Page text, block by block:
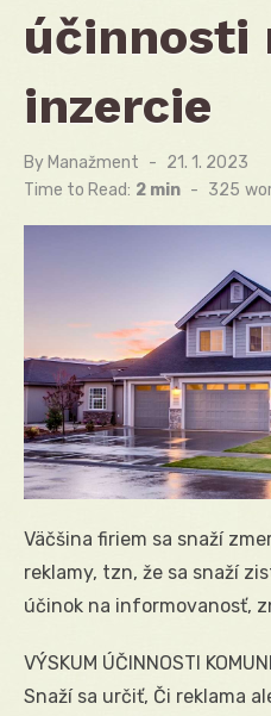
účinnosti
inzercie
By Manažment
Posted
on
21. 1. 2023
Time to Read: 2 min - 325
Väčšina firiem sa snaží
reklamy, tzn, že sa snaží
účinok na informovanosť,
VÝSKUM ÚČINNOSTI
Snaží sa určiť, Či reklama